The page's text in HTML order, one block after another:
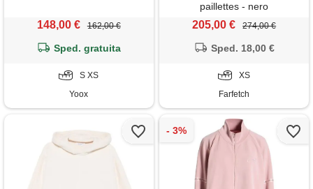
148,00 € 162,00 €
Sped. gratuita
S XS
Yoox
paillettes - nero
205,00 € 274,00 €
Sped. 18,00 €
XS
Farfetch